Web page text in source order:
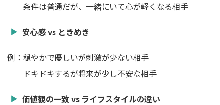
条件は普通だが、一緒にいて心が軽くなる相手
安心感 vs ときめき
例：穏やかで優しいが刺激が少ない相手
ドキドキするが将来が少し不安な相手
価値観の一致 vs ライフスタイルの違い